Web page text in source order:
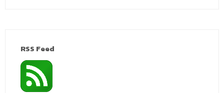
RSS Feed